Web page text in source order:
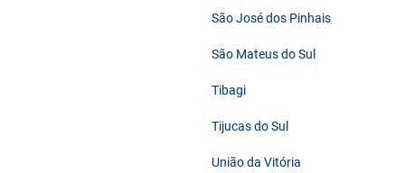
São José dos Pinhais
São Mateus do Sul
Tibagi
Tijucas do Sul
União da Vitória